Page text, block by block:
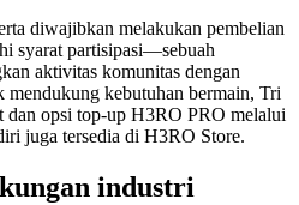
diwajibkan melakukan pembelian
syarat partisipasi—sebuah
aktivitas komunitas dengan
kebutuhan bermain, Tri
dan opsi top-up H3RO PRO melalui
juga tersedia di H3RO Store.
industri